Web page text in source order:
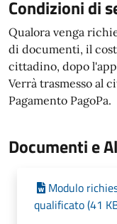
Condizioni di
Qualora venga
di documenti, il
cittadino, dopo
Verrà trasmesso al
Pagamento PagoPa.
Documenti e
Modulo
qualificato (41